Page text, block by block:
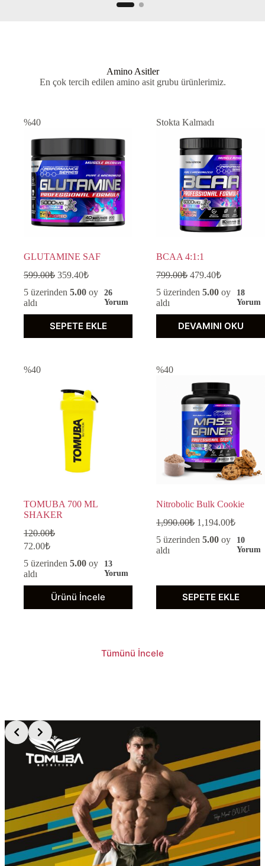
Amino Asitler
En çok tercih edilen amino asit grubu ürünlerimiz.
%40
GLUTAMINE SAF
599.00₺ 359.40₺
5 üzerinden 5.00 oy
aldı
26
Yorum
SEPETE EKLE
Stokta Kalmadı
BCAA 4:1:1
799.00₺ 479.40₺
5 üzerinden 5.00 oy
aldı
18
Yorum
DEVAMINI OKU
%40
TOMUBA 700 ML
SHAKER
120.00₺
72.00₺
5 üzerinden 5.00 oy
aldı
13
Yorum
Ürünü İncele
birden
%40
Nitrobolic Bulk Cookie
1,990.00₺ 1,194.00₺
5 üzerinden 5.00 oy
aldı
10
Yorum
SEPETE EKLE
Tümünü İncele
Slide 2 of 3